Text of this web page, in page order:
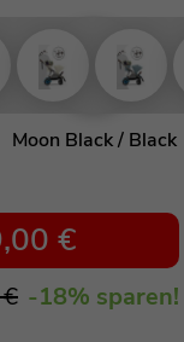
Moon Black / Black
€
-18% sparen!